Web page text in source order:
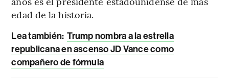
edad de la historia.
Lea también: Trump nombra a la estrella
republicana en ascenso JD Vance como
compañero de fórmula